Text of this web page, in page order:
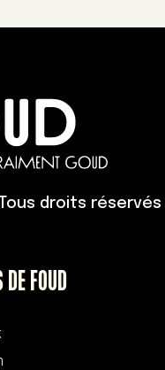
Tous droits réservés
FOUD